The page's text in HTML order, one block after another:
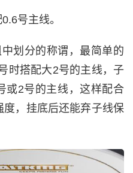
号主线。
划分的称谓，最简单的
时搭配大2号的主线，子
或2号的主线，这样配合
，挂底后还能弃子线保